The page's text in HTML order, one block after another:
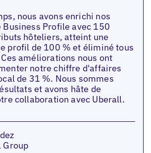
nous avons enrichi nos
Business Profile avec 150
hôteliers, atteint une
profil de 100 % et éliminé tous
améliorations nous ont
notre chiffre d'affaires
de 31 %. Nous sommes
et avons hâte de
collaboration avec Uberall.
Group